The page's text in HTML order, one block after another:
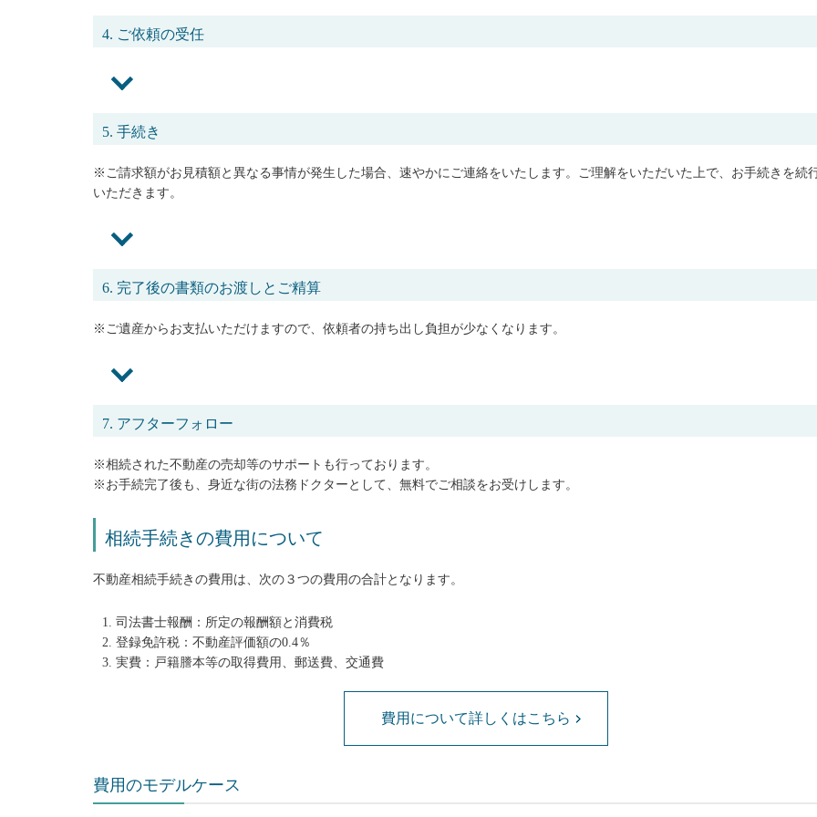
4. ご依頼の受任
5. 手続き
※ご請求額がお見積額と異なる事情が発生した場合、速やかにご連絡をいたします。ご理解をいただいた上で、お手続きを続
いただきます。
6. 完了後の書類のお渡しとご精算
※ご遺産からお支払いただけますので、依頼者の持ち出し負担が少なくなります。
7. アフターフォロー
※相続された不動産の売却等のサポートも行っております。
※お手続完了後も、身近な街の法務ドクターとして、無料でご相談をお受けします。
相続手続きの費用について
不動産相続手続きの費用は、次の３つの費用の合計となります。
司法書士報酬：所定の報酬額と消費税
登録免許税：不動産評価額の0.4％
実費：戸籍謄本等の取得費用、郵送費、交通費
費用について詳しくはこちら
費用のモデルケース